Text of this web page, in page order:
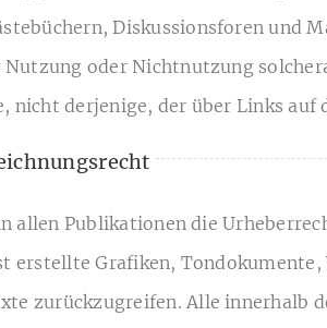
Diskussionsforen und
Nutzung oder Nichtnutzung
nicht derjenige, der über Links
allen Publikationen die
erstellte Grafiken,
zurückzugreifen. Alle